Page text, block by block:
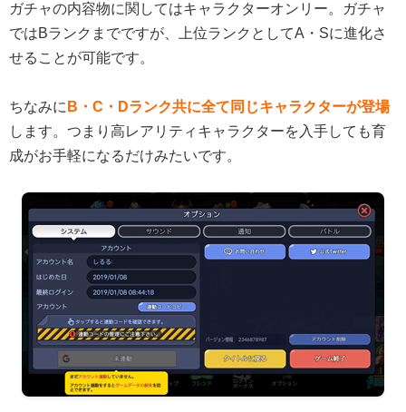
ガチャの内容物に関してはキャラクターオンリー。ガチャ
ではBランクまでですが、上位ランクとしてA・Sに進化さ
せることが可能です。
ちなみに B・C・Dランク共に全て同じキャラクターが登場
します。つまり高レアリティキャラクターを入手しても育
成がお手軽になるだけみたいです。